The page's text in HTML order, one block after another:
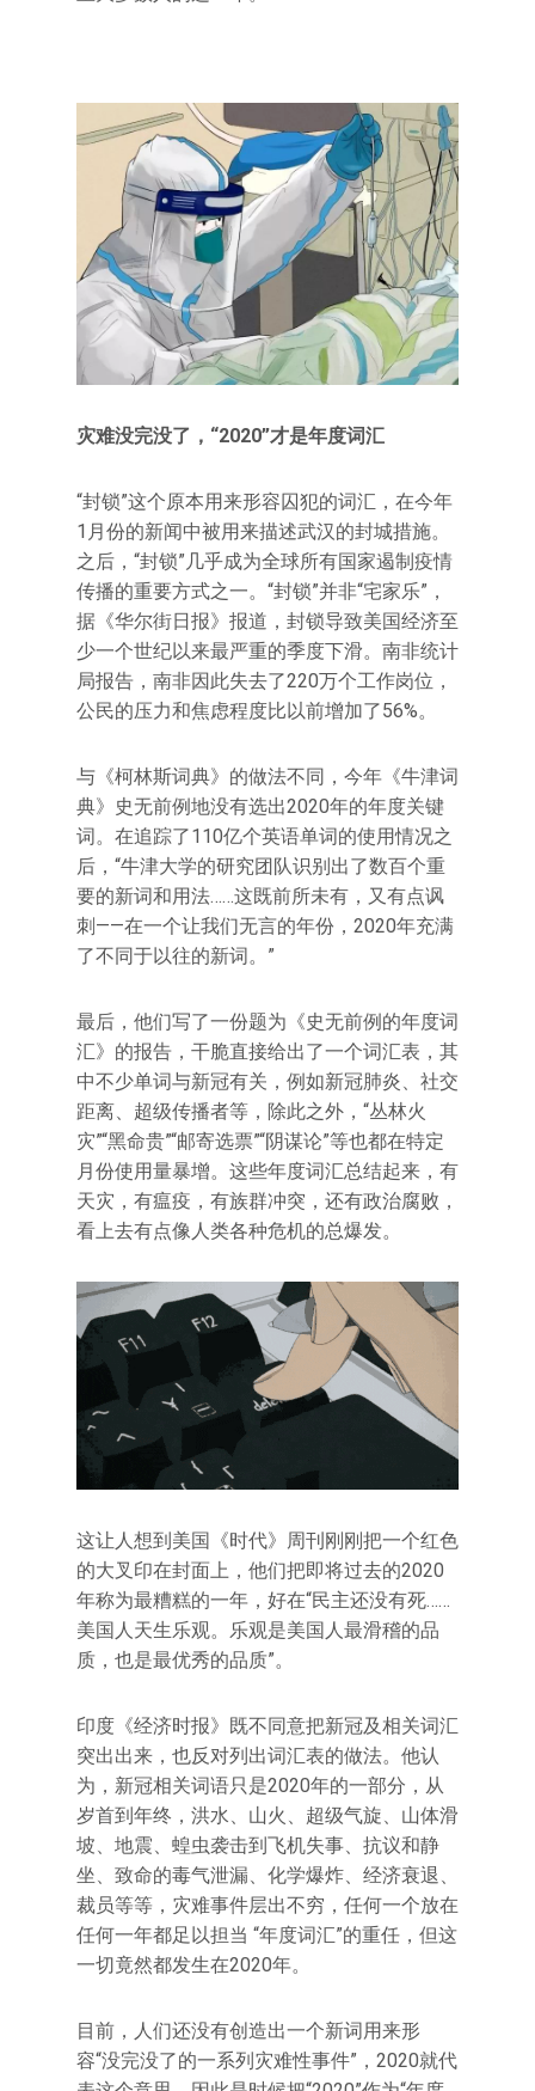
灾难没完没了，“2020”才是年度词汇
“封锁”这个原本用来形容囚犯的词汇，在今年
1月份的新闻中被用来描述武汉的封城措施。
之后，“封锁”几乎成为全球所有国家遏制疫情
传播的重要方式之一。“封锁”并非“宅家乐”，
据《华尔街日报》报道，封锁导致美国经济至
少一个世纪以来最严重的季度下滑。南非统计
局报告，南非因此失去了220万个工作岗位，
公民的压力和焦虑程度比以前增加了56%。
与《柯林斯词典》的做法不同，今年《牛津词
典》史无前例地没有选出2020年的年度关键
词。在追踪了110亿个英语单词的使用情况之
后，“牛津大学的研究团队识别出了数百个重
要的新词和用法……这既前所未有，又有点讽
刺——在一个让我们无言的年份，2020年充满
了不同于以往的新词。”
最后，他们写了一份题为《史无前例的年度词
汇》的报告，干脆直接给出了一个词汇表，其
中不少单词与新冠有关，例如新冠肺炎、社交
距离、超级传播者等，除此之外，“丛林火
灾”“黑命贵”“邮寄选票”“阴谋论”等也都在特定
月份使用量暴增。这些年度词汇总结起来，有
天灾，有瘟疫，有族群冲突，还有政治腐败，
看上去有点像人类各种危机的总爆发。
这让人想到美国《时代》周刊刚刚把一个红色
的大叉印在封面上，他们把即将过去的2020
年称为最糟糕的一年，好在“民主还没有死……
美国人天生乐观。乐观是美国人最滑稽的品
质，也是最优秀的品质”。
印度《经济时报》既不同意把新冠及相关词汇
突出出来，也反对列出词汇表的做法。他认
为，新冠相关词语只是2020年的一部分，从
岁首到年终，洪水、山火、超级气旋、山体滑
坡、地震、蝗虫袭击到飞机失事、抗议和静
坐、致命的毒气泄漏、化学爆炸、经济衰退、
裁员等等，灾难事件层出不穷，任何一个放在
任何一年都足以担当 “年度词汇”的重任，但这
一切竟然都发生在2020年。
目前，人们还没有创造出一个新词用来形
容“没完没了的一系列灾难性事件”，2020就代